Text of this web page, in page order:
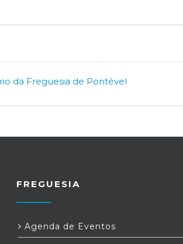
da Freguesia de Pontével
FREGUESIA
Agenda de Eventos